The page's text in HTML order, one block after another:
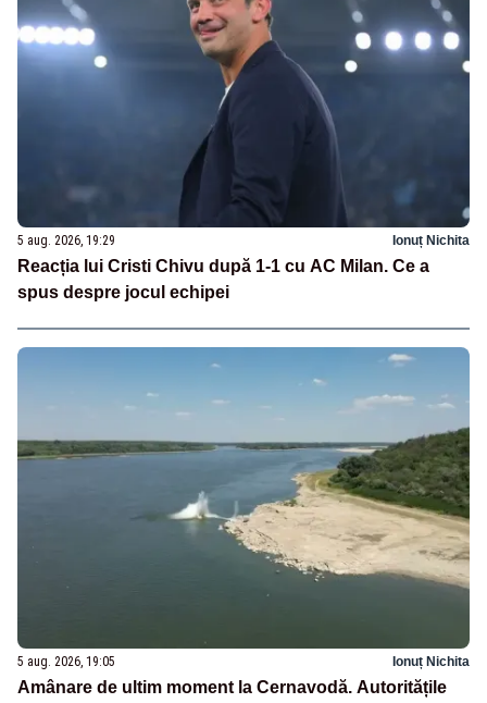
5 aug. 2026, 19:29 Ionuț Nichita
Reacția lui Cristi Chivu după 1-1 cu AC Milan. Ce a
spus despre jocul echipei
5 aug. 2026, 19:05 Ionuț Nichita
Amânare de ultim moment la Cernavodă. Autoritățile